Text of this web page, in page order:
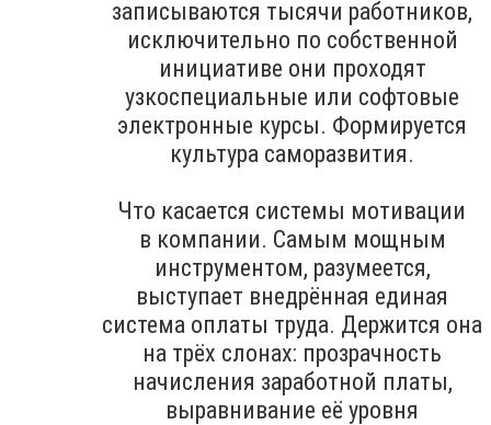
записываются тысячи работников,
исключительно по собственной
инициативе они проходят
узкоспециальные или софтовые
электронные курсы. Формируется
культура саморазвития.
Что касается системы мотивации
в компании. Самым мощным
инструментом, разумеется,
выступает внедрённая единая
система оплаты труда. Держится она
на трёх слонах: прозрачность
начисления заработной платы,
выравнивание её уровня